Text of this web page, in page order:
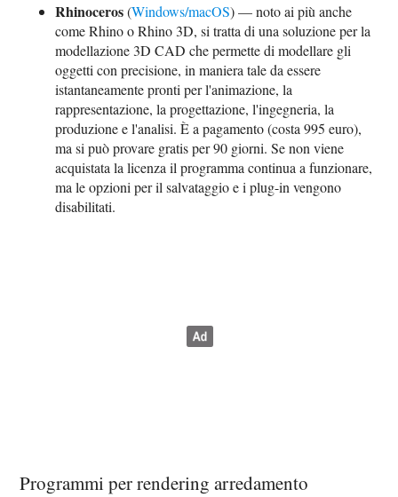
Rhinoceros(Windows/macOS) — noto ai più anche
come Rhino o Rhino 3D, si tratta di una soluzione per la
modellazione 3D CAD che permette di modellare gli
oggetti con precisione, in maniera tale da essere
istantaneamente pronti per l'animazione, la
rappresentazione, la progettazione, l'ingegneria, la
produzione e l'analisi. È a pagamento (costa 995 euro),
ma si può provare gratis per 90 giorni. Se non viene
acquistata la licenza il programma continua a funzionare,
ma le opzioni per il salvataggio e i plug-in vengono
disabilitati.
Programmi per rendering arredamento